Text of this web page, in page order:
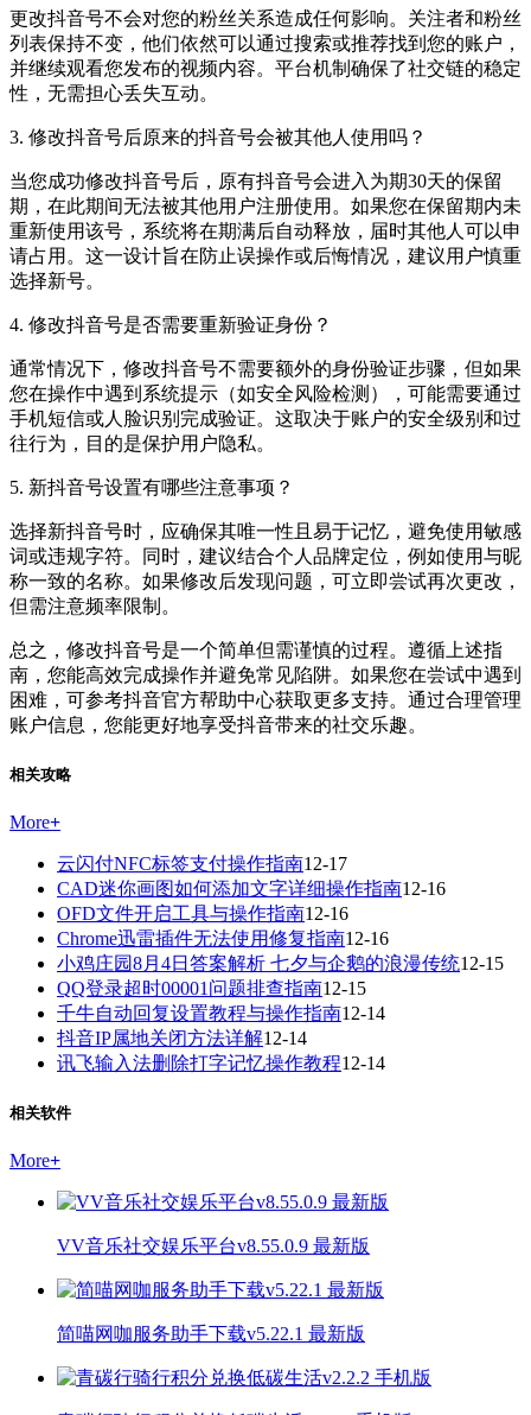
更改抖音号不会对您的粉丝关系造成任何影响。关注者和粉丝
列表保持不变，他们依然可以通过搜索或推荐找到您的账户，
并继续观看您发布的视频内容。平台机制确保了社交链的稳定
性，无需担心丢失互动。
3. 修改抖音号后原来的抖音号会被其他人使用吗？
当您成功修改抖音号后，原有抖音号会进入为期30天的保留
期，在此期间无法被其他用户注册使用。如果您在保留期内未
重新使用该号，系统将在期满后自动释放，届时其他人可以申
请占用。这一设计旨在防止误操作或后悔情况，建议用户慎重
选择新号。
4. 修改抖音号是否需要重新验证身份？
通常情况下，修改抖音号不需要额外的身份验证步骤，但如果
您在操作中遇到系统提示（如安全风险检测），可能需要通过
手机短信或人脸识别完成验证。这取决于账户的安全级别和过
往行为，目的是保护用户隐私。
5. 新抖音号设置有哪些注意事项？
选择新抖音号时，应确保其唯一性且易于记忆，避免使用敏感
词或违规字符。同时，建议结合个人品牌定位，例如使用与昵
称一致的名称。如果修改后发现问题，可立即尝试再次更改，
但需注意频率限制。
总之，修改抖音号是一个简单但需谨慎的过程。遵循上述指
南，您能高效完成操作并避免常见陷阱。如果您在尝试中遇到
困难，可参考抖音官方帮助中心获取更多支持。通过合理管理
账户信息，您能更好地享受抖音带来的社交乐趣。
相关攻略
More+
云闪付NFC标签支付操作指南12-17
CAD迷你画图如何添加文字详细操作指南12-16
OFD文件开启工具与操作指南12-16
Chrome迅雷插件无法使用修复指南12-16
小鸡庄园8月4日答案解析 七夕与企鹅的浪漫传统12-15
QQ登录超时00001问题排查指南12-15
千牛自动回复设置教程与操作指南12-14
抖音IP属地关闭方法详解12-14
讯飞输入法删除打字记忆操作教程12-14
相关软件
More+
VV音乐社交娱乐平台v8.55.0.9 最新版
简喵网咖服务助手下载v5.22.1 最新版